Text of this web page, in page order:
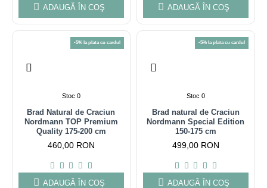
ADAUGĂ ÎN COŞ ADAUGĂ ÎN COŞ
-5% la plata cu cardul
Stoc 0
Brad Natural de Craciun
Nordmann TOP Premium
Quality 175-200 cm
460,00 RON
ADAUGĂ ÎN COŞ
-5% la plata cu cardul
Stoc 0
Brad natural de Craciun
Nordmann Special Edition
150-175 cm
499,00 RON
ADAUGĂ ÎN COŞ